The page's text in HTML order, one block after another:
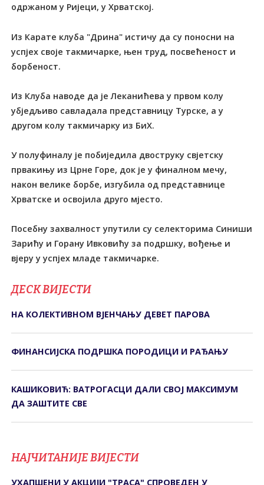
одржаном у Ријеци, у Хрватској.
Из Карате клуба "Дрина" истичу да су поносни на
успјех своје такмичарке, њен труд, посвећеност и
борбеност.
Из Клуба наводе да је Леканићева у првом колу
убједљиво савладала представницу Турске, а у
другом колу такмичарку из БиХ.
У полуфиналу је побиједила двоструку свјетску
првакињу из Црне Горе, док је у финалном мечу,
након велике борбе, изгубила од представнице
Хрватске и освојила друго мјесто.
Посебну захвалност упутили су селекторима Синиши
Зарићу и Горану Ивковићу за подршку, вођење и
вјеру у успјех младе такмичарке.
ДЕСК ВИЈЕСТИ
НА КОЛЕКТИВНОМ ВЈЕНЧАЊУ ДЕВЕТ ПАРОВА
ФИНАНСИЈСКА ПОДРШКА ПОРОДИЦИ И РАЂАЊУ
КАШИКОВИЋ: ВАТРОГАСЦИ ДАЛИ СВОЈ МАКСИМУМ
ДА ЗАШТИТЕ СВЕ
НАЈЧИТАНИЈЕ ВИЈЕСТИ
УХАПШЕНИ У АКЦИЈИ "ТРАСА" СПРОВЕДЕН У